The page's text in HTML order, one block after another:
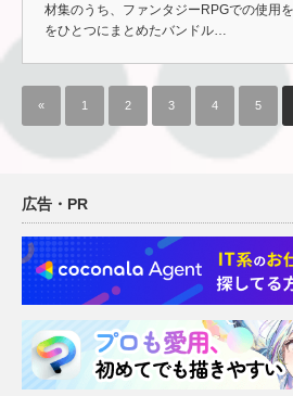
材集のうち、ファンタジーRPGでの使用
をひとつにまとめたバンドル…
« 1 2 3 4 5
広告・PR